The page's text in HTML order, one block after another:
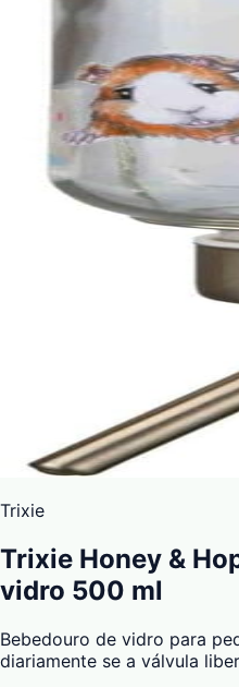
Trixie
Trixie Honey &
vidro 500 ml
Bebedouro de vidro para
diariamente se a válvula